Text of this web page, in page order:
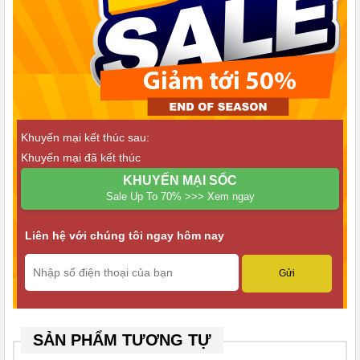
– Có thể tùy chọn nhiều chế độ làm việc khác nhau như rửa
nhanh, rửa không chất tẩy rửa, rửa vết bẩn cừng đầu nhiệt độ
cao, sấy, sấy bát luôn nóng…
– Máy rửa chén vận hành với độ ồn thấp không gây ảnh hưởng
đến mọi sinh hoạt trong gia đình
Máy rửa chén Panasonic nội địa Nhật NP-TR8
Lưu ý khi sử dụng máy rửa chén bát nội địa Nhật NP-TR8
Khuyến mại kết thúc sau:
Khuyến mại đã kết thúc
KHUYẾN MẠI SỐC
Sale Up To 70% >>> Xem ngay
Liên hệ với chúng tôi ngay hôm nay
SẢN PHẨM TƯƠNG TỰ